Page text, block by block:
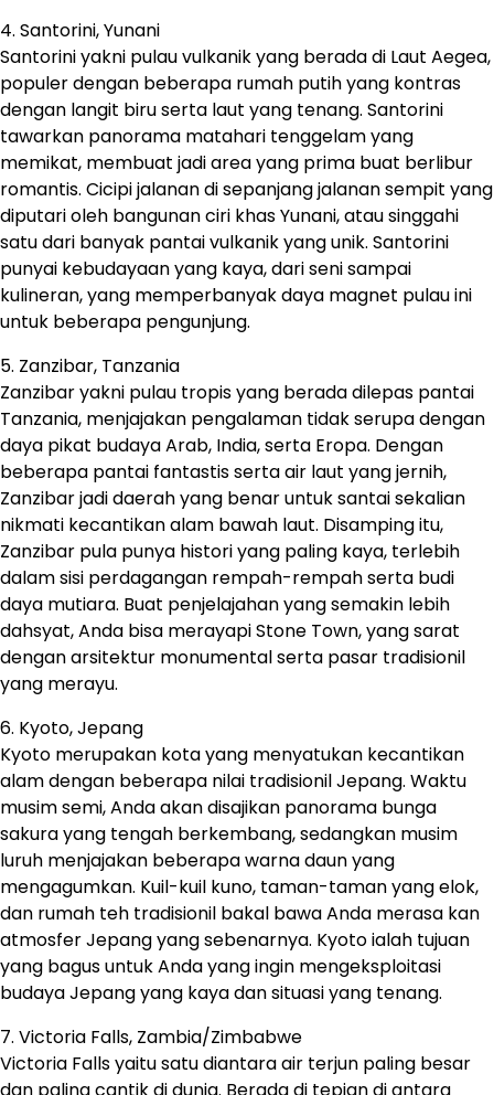
4. Santorini, Yunani
Santorini yakni pulau vulkanik yang berada di Laut Aegea,
populer dengan beberapa rumah putih yang kontras
dengan langit biru serta laut yang tenang. Santorini
tawarkan panorama matahari tenggelam yang
memikat, membuat jadi area yang prima buat berlibur
romantis. Cicipi jalanan di sepanjang jalanan sempit yang
diputari oleh bangunan ciri khas Yunani, atau singgahi
satu dari banyak pantai vulkanik yang unik. Santorini
punyai kebudayaan yang kaya, dari seni sampai
kulineran, yang memperbanyak daya magnet pulau ini
untuk beberapa pengunjung.
5. Zanzibar, Tanzania
Zanzibar yakni pulau tropis yang berada dilepas pantai
Tanzania, menjajakan pengalaman tidak serupa dengan
daya pikat budaya Arab, India, serta Eropa. Dengan
beberapa pantai fantastis serta air laut yang jernih,
Zanzibar jadi daerah yang benar untuk santai sekalian
nikmati kecantikan alam bawah laut. Disamping itu,
Zanzibar pula punya histori yang paling kaya, terlebih
dalam sisi perdagangan rempah-rempah serta budi
daya mutiara. Buat penjelajahan yang semakin lebih
dahsyat, Anda bisa merayapi Stone Town, yang sarat
dengan arsitektur monumental serta pasar tradisionil
yang merayu.
6. Kyoto, Jepang
Kyoto merupakan kota yang menyatukan kecantikan
alam dengan beberapa nilai tradisionil Jepang. Waktu
musim semi, Anda akan disajikan panorama bunga
sakura yang tengah berkembang, sedangkan musim
luruh menjajakan beberapa warna daun yang
mengagumkan. Kuil-kuil kuno, taman-taman yang elok,
dan rumah teh tradisionil bakal bawa Anda merasa kan
atmosfer Jepang yang sebenarnya. Kyoto ialah tujuan
yang bagus untuk Anda yang ingin mengeksploitasi
budaya Jepang yang kaya dan situasi yang tenang.
7. Victoria Falls, Zambia/Zimbabwe
Victoria Falls yaitu satu diantara air terjun paling besar